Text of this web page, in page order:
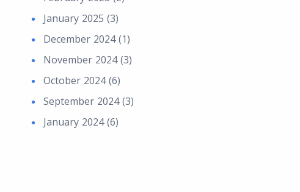
January 2025 (3)
December 2024 (1)
November 2024 (3)
October 2024 (6)
September 2024 (3)
January 2024 (6)